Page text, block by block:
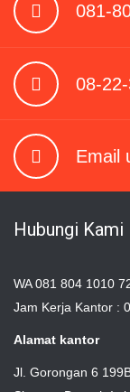
081-
08-
Email
Hubungi Kami
WA 081 804 1010
Jam Kerja Kantor :
Alamat kantor
Jl. Gorongan 6